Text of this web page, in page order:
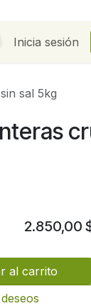
Inicia sesión
sal 5kg
al carrito
2.850,00